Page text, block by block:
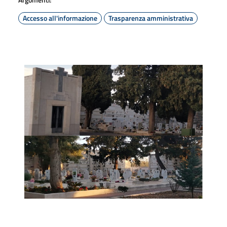
Accesso all'informazione
Trasparenza amministrativa